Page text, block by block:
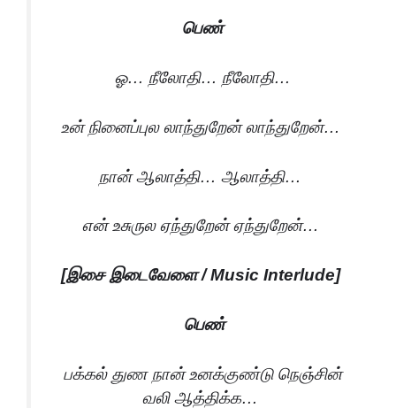
பெண்
ஓ… நீலோதி… நீலோதி…
உன் நினைப்புல லாந்துறேன் லாந்துறேன்…
நான் ஆலாத்தி… ஆலாத்தி…
என் உசுருல ஏந்துறேன் ஏந்துறேன்…
[இசை இடைவேளை / Music Interlude]
பெண்
பக்கல் துண நான் உனக்குண்டு நெஞ்சின்
வலி ஆத்திக்க…